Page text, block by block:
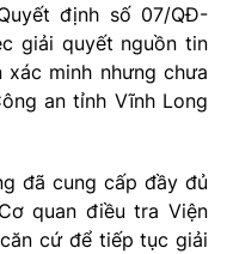
định số 07/QĐ-
giải quyết nguồn tin
minh nhưng chưa
an tỉnh Vĩnh Long
đã cung cấp đầy đủ
quan điều tra Viện
cứ để tiếp tục giải